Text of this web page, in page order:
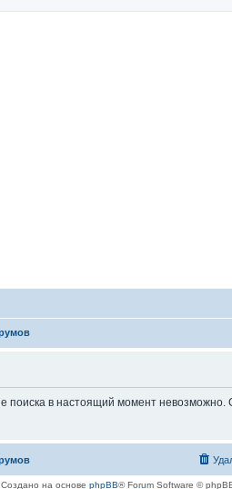
поиска в настоящий момент
Создано на основе phpBB® Forum Software ©